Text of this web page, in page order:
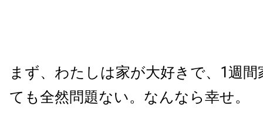
まず、わたしは家が大好きで、1週
ても全然問題ない。なんなら幸せ。